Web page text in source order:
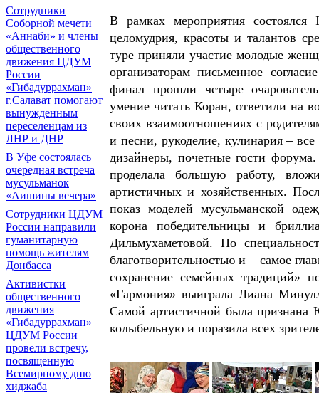
Сотрудники
Соборной мечети
«Аннаби» и члены
общественного
движения ЦДУМ
России
«Гибадуррахман»
г.Салават помогают
вынужденным
переселенцам из
ЛНР и ДНР
В Уфе состоялась
очередная встреча
мусульманок
«Аишины вечера»
Сотрудники ЦДУМ
России направили
гуманитарную
помощь жителям
Донбасса
Активистки
общественного
движения
«Гибадуррахман»
ЦДУМ России
провели встречу,
посвященную
Всемирному дню
хиджаба
В рамках мероприятия
целомудрия, красоты и талантов
туре приняли участие молодые
организаторам письменное
финал прошли четыре
умение читать Коран, ответили на
своих взаимоотношениях с
и песни, рукоделие, кулинария –
дизайнеры, почетные гости
проделала большую работу,
артистичных и хозяйственных.
показ моделей мусульманской
корона победительницы и
Дильмухаметовой. По
благотворительностью и – самое
сохранение семейных традиций»
«Гармония» выиграла Лиана
Самой артистичной была признана
колыбельную и поразила всех